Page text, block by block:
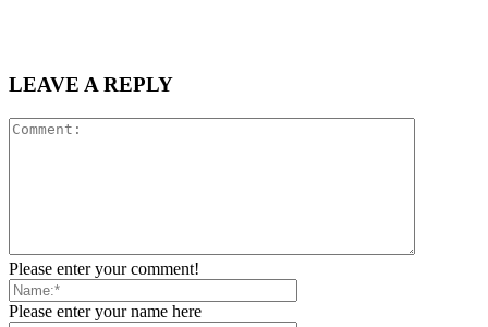
LEAVE A REPLY
Please enter your comment!
Please enter your name here